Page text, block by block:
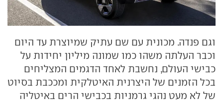
וגם פנדה. מכונית עם שם עתיק שמיוצרת עד היום
וכבר העלתה משהו כמו שמונה מיליון יחידות על
כבישי העולם, נחשבת לאחד הדגמים המצליחים
בכל הזמנים של היצרנית האיטלקית ומככבת בסיוט
של לא מעט נהגי גרמניות בכבישי הרים באיטליה